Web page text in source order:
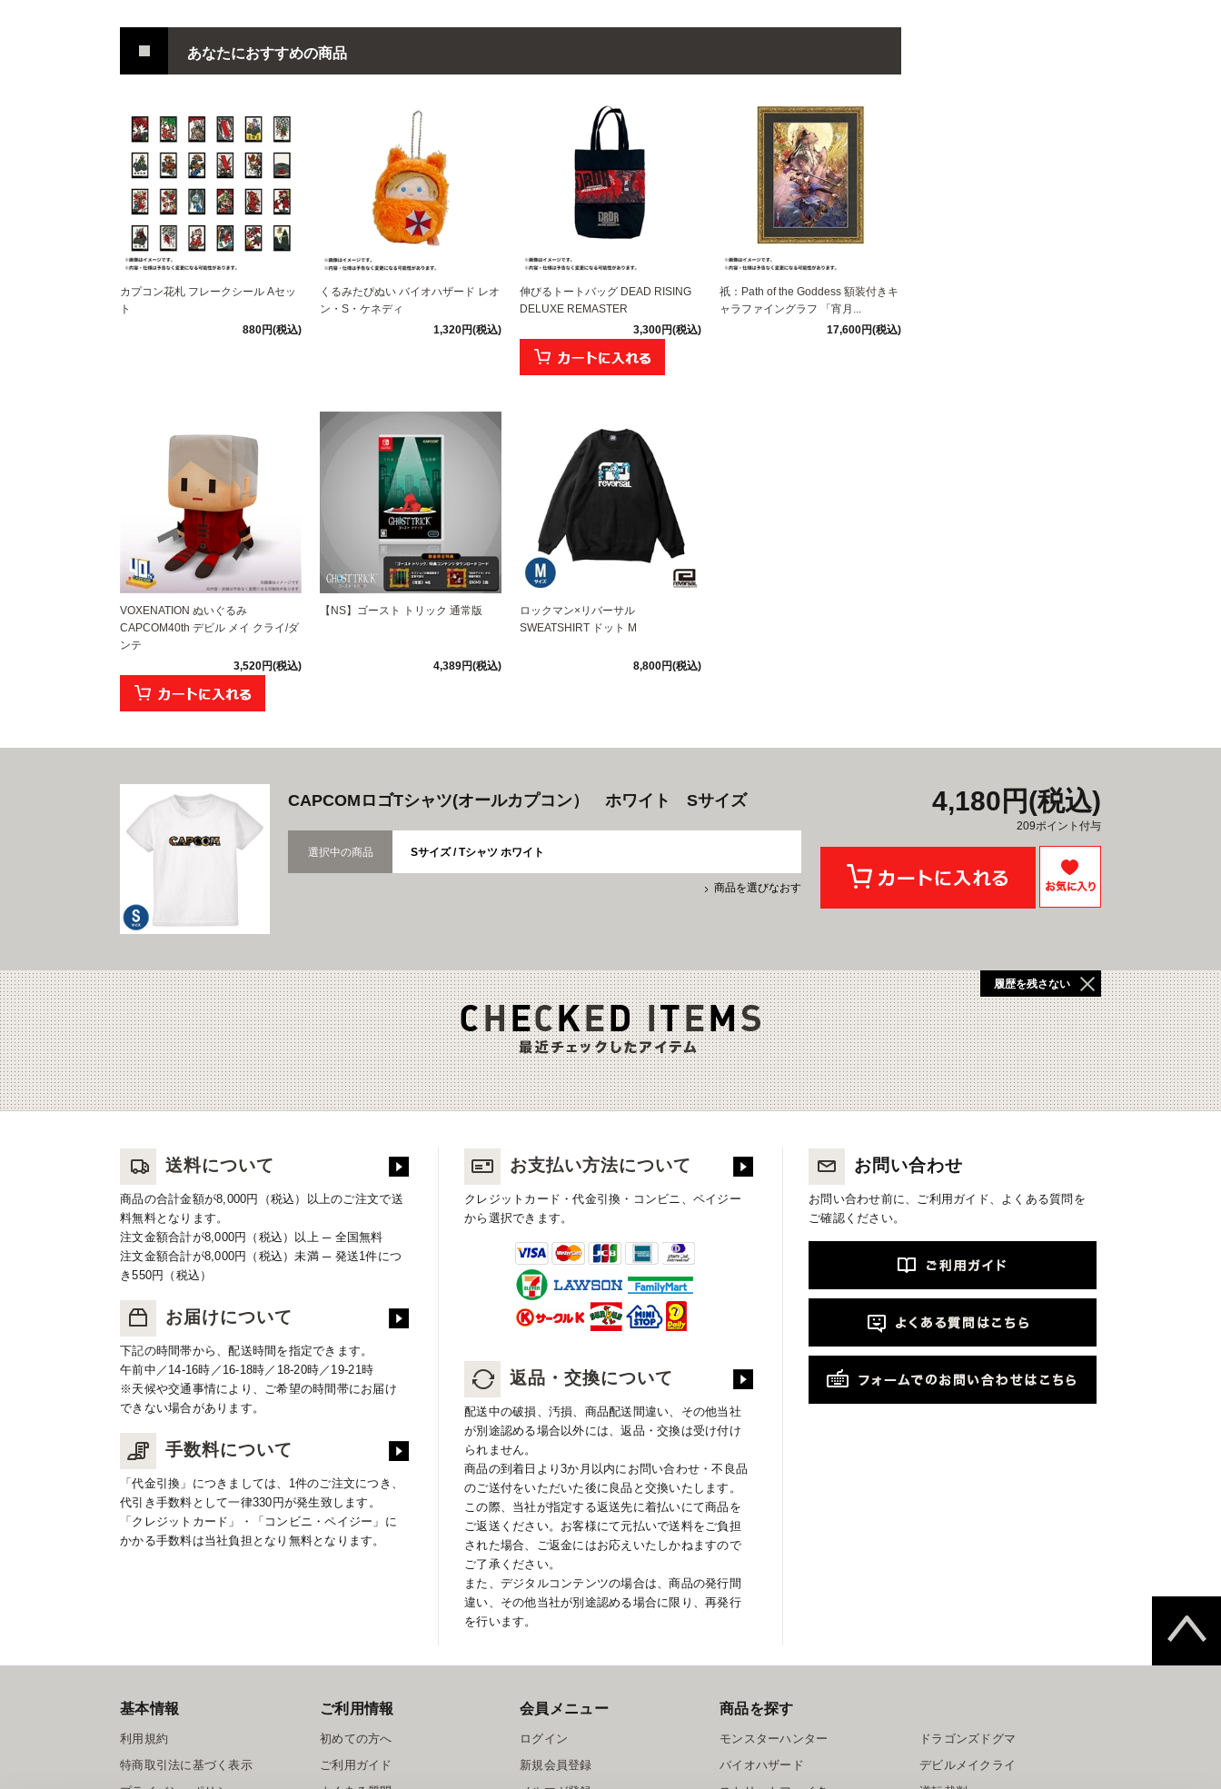
あなたにおすすめの商品
カプコン花札 フレークシール Aセッ
ト
880円(税込)
くるみたぴぬい バイオハザード レオ
ン・S・ケネディ
1,320円(税込)
伸びるトートバッグ DEAD RISING
DELUXE REMASTER
3,300円(税込)
祇：Path of the Goddess 額装付きキ
ャラファイングラフ 「宵月...
17,600円(税込)
VOXENATION ぬいぐるみ
CAPCOM40th デビル メイ クライ/ダ
ンテ
3,520円(税込)
【NS】ゴースト トリック 通常版
4,389円(税込)
ロックマン×リバーサル
SWEATSHIRT ドット M
8,800円(税込)
CAPCOMロゴTシャツ(オールカプコン） ホワイト Sサイズ
選択中の商品 Sサイズ / Tシャツ ホワイト
商品を選びなおす
4,180円(税込)
209ポイント付与
履歴を残さない
送料について
商品の合計金額が8,000円（税込）以上のご注文で送
料無料となります。
注文金額合計が8,000円（税込）以上 ─ 全国無料
注文金額合計が8,000円（税込）未満 ─ 発送1件につ
き550円（税込）
お届けについて
下記の時間帯から、配送時間を指定できます。
午前中／14-16時／16-18時／18-20時／19-21時
※天候や交通事情により、ご希望の時間帯にお届け
できない場合があります。
手数料について
「代金引換」につきましては、1件のご注文につき、
代引き手数料として一律330円が発生致します。
「クレジットカード」・「コンビニ・ペイジー」に
かかる手数料は当社負担となり無料となります。
お支払い方法について
クレジットカード・代金引換・コンビニ、ペイジー
から選択できます。
返品・交換について
配送中の破損、汚損、商品配送間違い、その他当社
が別途認める場合以外には、返品・交換は受け付け
られません。
商品の到着日より3か月以内にお問い合わせ・不良品
のご送付をいただいた後に良品と交換いたします。
この際、当社が指定する返送先に着払いにて商品を
ご返送ください。お客様にて元払いで送料をご負担
された場合、ご返金にはお応えいたしかねますので
ご了承ください。
また、デジタルコンテンツの場合は、商品の発行間
違い、その他当社が別途認める場合に限り、再発行
を行います。
お問い合わせ
お問い合わせ前に、ご利用ガイド、よくある質問を
ご確認ください。
基本情報
利用規約
特商取引法に基づく表示
ご利用情報
初めての方へ
ご利用ガイド
会員メニュー
ログイン
新規会員登録
商品を探す
モンスターハンター
バイオハザード
ドラゴンズドグマ
デビルメイクライ